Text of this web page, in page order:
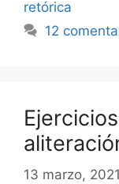
retórica
12
13 marzo, 2021